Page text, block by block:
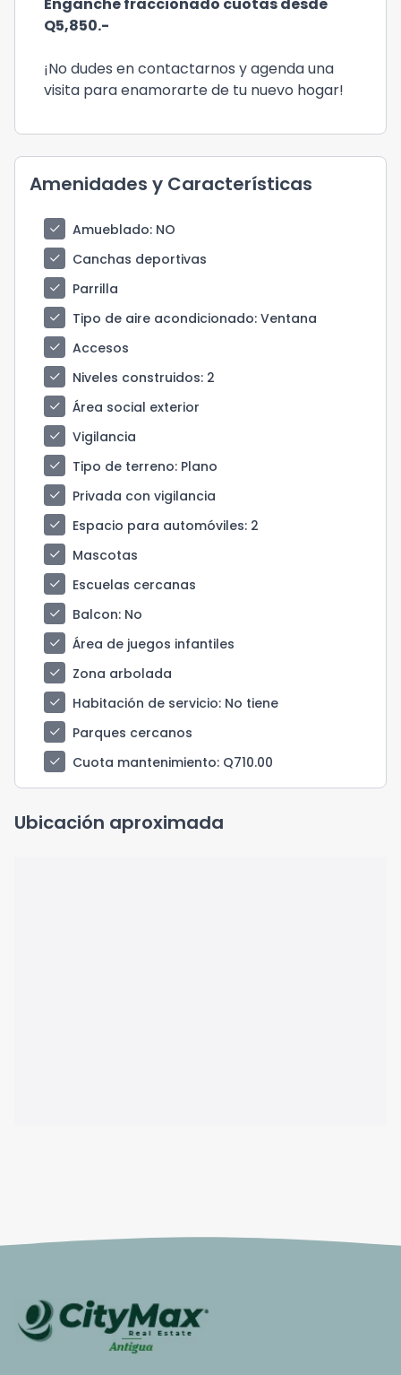
Q5,850.-
¡No dudes en contactarnos y agenda una
visita para enamorarte de tu nuevo hogar!
Amenidades y Características
check Amueblado: NO
check
Canchas deportivas
check
Parrilla
check
Tipo de aire acondicionado: Ventana
check
Accesos
check
Niveles construidos: 2
check
Área social exterior
check
Vigilancia
check
Tipo de terreno: Plano
check
Privada con vigilancia
check
Espacio para automóviles: 2
check
Mascotas
check
Escuelas cercanas
check
Balcon: No
check
Área de juegos infantiles
check
Zona arbolada
check
Habitación de servicio: No tiene
check
Parques cercanos
check
Cuota mantenimiento: Q710.00
Ubicación aproximada